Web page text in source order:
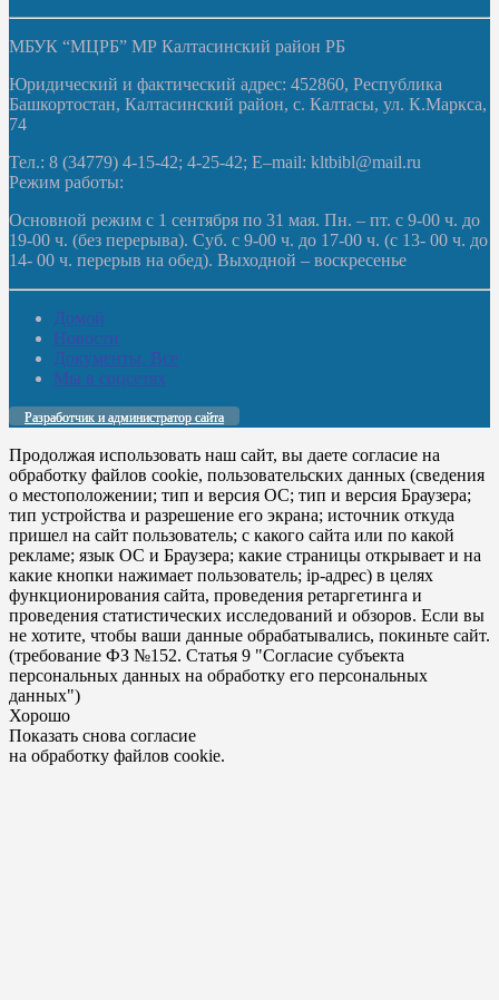
МБУК “МЦРБ” МР Калтасинский район РБ
Юридический и фактический адрес: 452860, Республика
Башкортостан, Калтасинский район, с. Калтасы, ул. К.Маркса,
74
Тел.: 8 (34779) 4-15-42; 4-25-42; E–mail: kltbibl@mail.ru
Режим работы:
Основной режим с 1 сентября по 31 мая. Пн. – пт. с 9-00 ч. до
19-00 ч. (без перерыва). Суб. с 9-00 ч. до 17-00 ч. (с 13- 00 ч. до
14- 00 ч. перерыв на обед). Выходной – воскресенье
Домой
Новости
Документы. Все
Мы в соцсетях
Разработчик и администратор сайта
Продолжая использовать наш сайт, вы даете согласие на
обработку файлов cookie, пользовательских данных (сведения
о местоположении; тип и версия ОС; тип и версия Браузера;
тип устройства и разрешение его экрана; источник откуда
пришел на сайт пользователь; с какого сайта или по какой
рекламе; язык ОС и Браузера; какие страницы открывает и на
какие кнопки нажимает пользователь; ip-адрес) в целях
функционирования сайта, проведения ретаргетинга и
проведения статистических исследований и обзоров. Если вы
не хотите, чтобы ваши данные обрабатывались, покиньте сайт.
(требование ФЗ №152. Статья 9 "Согласие субъекта
персональных данных на обработку его персональных
данных")
Хорошо
Показать снова согласие
на обработку файлов cookie.